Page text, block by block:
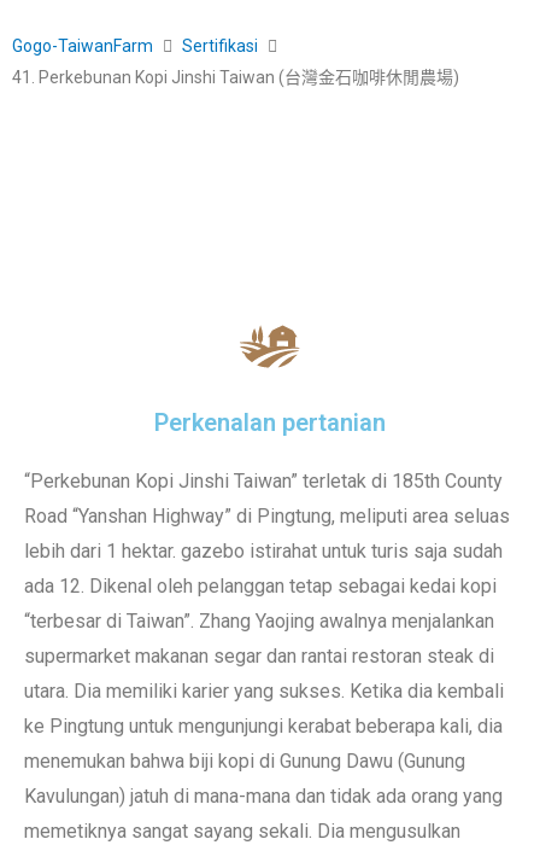
Gogo-TaiwanFarm
Sertifikasi
41. Perkebunan Kopi Jinshi Taiwan (台灣金石咖啡休閒農場)
Perkenalan pertanian
“Perkebunan Kopi Jinshi Taiwan” terletak di 185th County
Road “Yanshan Highway” di Pingtung, meliputi area seluas
lebih dari 1 hektar. gazebo istirahat untuk turis saja sudah
ada 12. Dikenal oleh pelanggan tetap sebagai kedai kopi
“terbesar di Taiwan”. Zhang Yaojing awalnya menjalankan
supermarket makanan segar dan rantai restoran steak di
utara. Dia memiliki karier yang sukses. Ketika dia kembali
ke Pingtung untuk mengunjungi kerabat beberapa kali, dia
menemukan bahwa biji kopi di Gunung Dawu (Gunung
Kavulungan) jatuh di mana-mana dan tidak ada orang yang
memetiknya sangat sayang sekali. Dia mengusulkan